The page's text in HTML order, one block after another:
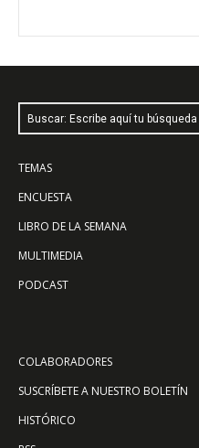
Buscar: Escribe aquí tu búsqueda
TEMAS
ENCUESTA
LIBRO DE LA SEMANA
MULTIMEDIA
PODCAST
COLABORADORES
SUSCRÍBETE A NUESTRO BOLETÍN
HISTÓRICO